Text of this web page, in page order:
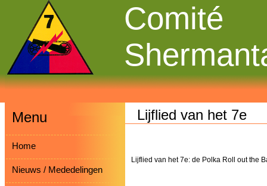
Comité
Menu
Home
Nieuws / Mededelingen
Lijflied van het 7e: de Polka Roll out the
Lijflied van het 7e